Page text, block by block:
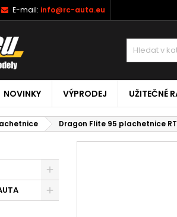
E-mail: info@rc-auta.eu
NOVINKY VÝPRODEJ UŽITEČNÉ
Dragon Flite 95 plachetnice